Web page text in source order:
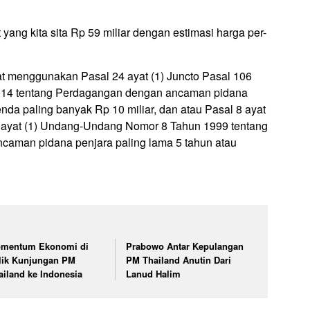
kita sita Rp 59 miliar dengan estimasi harga per-
menggunakan Pasal 24 ayat (1) Juncto Pasal 106
tentang Perdagangan dengan ancaman pidana
paling banyak Rp 10 miliar, dan atau Pasal 8 ayat
(1) Undang-Undang Nomor 8 Tahun 1999 tentang
pidana penjara paling lama 5 tahun atau
Ekonomi di
Kunjungan PM
ke Indonesia
Prabowo Antar Kepulangan
PM Thailand Anutin Dari
Lanud Halim